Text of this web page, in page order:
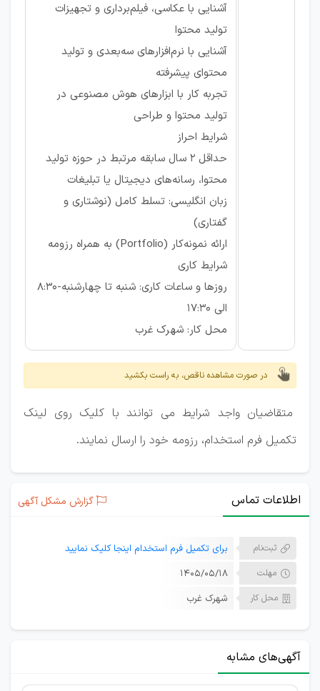
آشنایی با عکاسی، فیلم‌برداری و تجهیزات
تولید محتوا
آشنایی با نرم‌افزارهای سه‌بعدی و تولید
محتوای پیشرفته
تجربه کار با ابزارهای هوش مصنوعی در
تولید محتوا و طراحی
شرایط احراز
حداقل ۲ سال سابقه مرتبط در حوزه تولید
محتوا، رسانه‌های دیجیتال یا تبلیغات
زبان انگلیسی: تسلط کامل (نوشتاری و
گفتاری)
ارائه نمونه‌کار (Portfolio) به همراه رزومه
شرایط کاری
روزها و ساعات کاری: شنبه تا چهارشنبه-8:30
الی 17:30
محل کار: شهرک غرب
در صورت مشاهده ناقص، به راست بکشید
متقاضیان واجد شرایط می توانند با کلیک روی لینک
تکمیل فرم استخدام، رزومه خود را ارسال نمایند.
اطلاعات تماس گزارش مشکل آگهی
ثبت‌نام برای تکمیل فرم استخدام اینجا کلیک نمایید
مهلت ۱۴۰۵/۰۵/۱۸
محل کار شهرک غرب
آگهی‌های مشابه